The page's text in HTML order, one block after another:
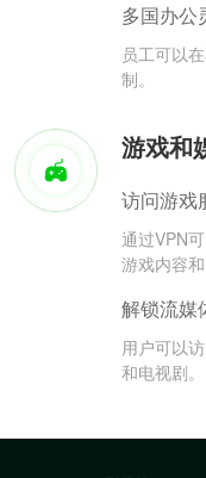
多国办公
员工可以
制。
游戏和
访问游戏
通过VPN
游戏内容和
解锁流媒
用户可以
和电视剧。